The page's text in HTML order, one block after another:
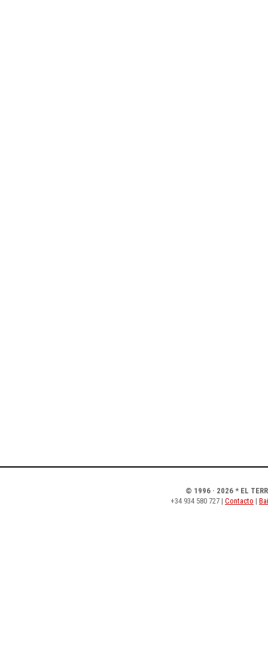
© 1996 · 2026 * EL
+34 934 580 727 | Contacto |